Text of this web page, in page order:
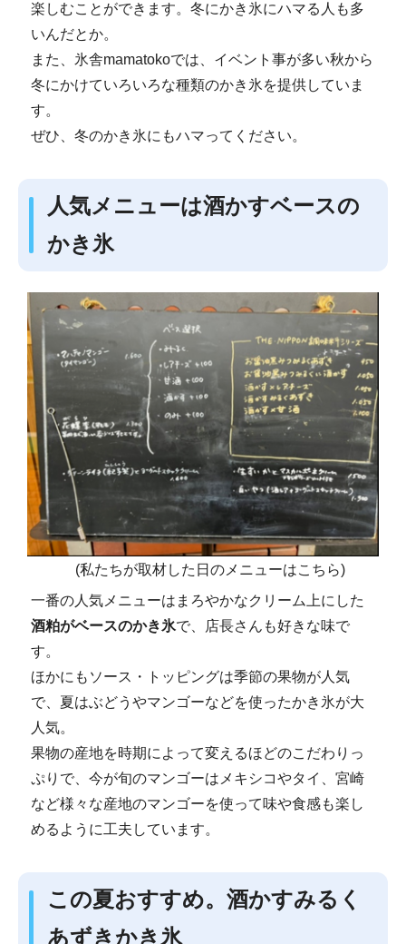
楽しむことができます。冬にかき氷にハマる人も多
いんだとか。
また、氷舎mamatokoでは、イベント事が多い秋から
冬にかけていろいろな種類のかき氷を提供していま
す。
ぜひ、冬のかき氷にもハマってください。
人気メニューは酒かすベースの
かき氷
(私たちが取材した日のメニューはこちら)
一番の人気メニューはまろやかなクリーム上にした
酒粕がベースのかき氷で、店長さんも好きな味で
す。
ほかにもソース・トッピングは季節の果物が人気
で、夏はぶどうやマンゴーなどを使ったかき氷が大
人気。
果物の産地を時期によって変えるほどのこだわりっ
ぷりで、今が旬のマンゴーはメキシコやタイ、宮崎
など様々な産地のマンゴーを使って味や食感も楽し
めるように工夫しています。
この夏おすすめ。酒かすみるく
あずきかき氷